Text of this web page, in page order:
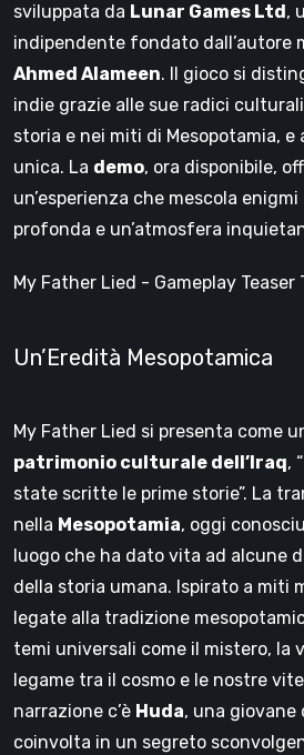
sviluppata da Lunar Games Ltd ,
indipendente fondato dall’autore
Ahmed Alameen. Il gioco si
indie grazie alle sue radici
storia e nei miti di Mesopotamia,
unica. La demo, ora disponibile,
un’esperienza che mescola
profonda e un’atmosfera
My Father Lied - Gameplay Teaser
Un’Eredità Mesopotamica
My Father Lied si presenta come
patrimonio culturale dell’Iraq,
state scritte le prime storie”. La
nella Mesopotamia, oggi
luogo che ha dato vita ad alcune
della storia umana. Ispirato a miti
legate alla tradizione
temi universali come il mistero, la
legame tra il cosmo e le nostre
narrazione c’è Huda, una giovane
coinvolta in un segreto